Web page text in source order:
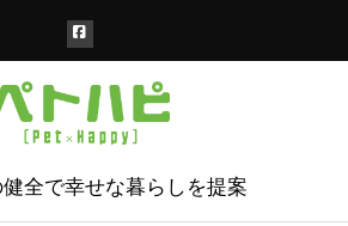
全で幸せな暮らしを提案